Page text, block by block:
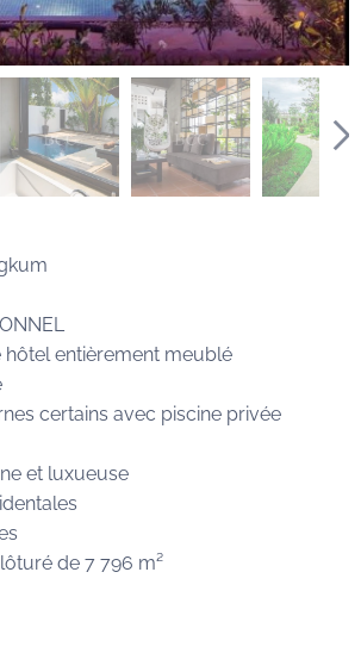
entièrement meublé
certains avec piscine privée
et luxueuse
de 7 796 m²